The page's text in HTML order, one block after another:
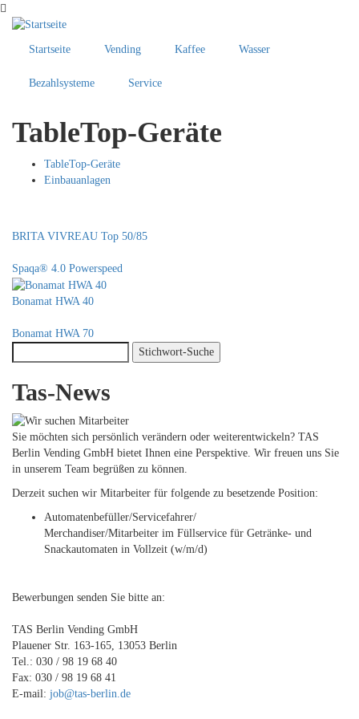
Direkt
zum
Startseite Vending Kaffee Wasser
Bezahlsysteme Service
TableTop-Geräte
TableTop-Geräte
Einbauanlagen
BRITA VIVREAU Top 50/85
Spaqa® 4.0 Powerspeed
Bonamat HWA 40
Bonamat HWA 70
Suche
Tas-News
Sie möchten sich persönlich verändern oder weiterentwickeln? TAS
Berlin Vending GmbH bietet Ihnen eine Perspektive. Wir freuen uns Sie
in unserem Team begrüßen zu können.
Derzeit suchen wir Mitarbeiter für folgende zu besetzende Position:
Automatenbefüller/Servicefahrer/
Merchandiser/Mitarbeiter im Füllservice für Getränke- und
Snackautomaten in Vollzeit (w/m/d)
Bewerbungen senden Sie bitte an:
TAS Berlin Vending GmbH
Plauener Str. 163-165, 13053 Berlin
Tel.: 030 / 98 19 68 40
Fax: 030 / 98 19 68 41
E-mail: job@tas-berlin.de